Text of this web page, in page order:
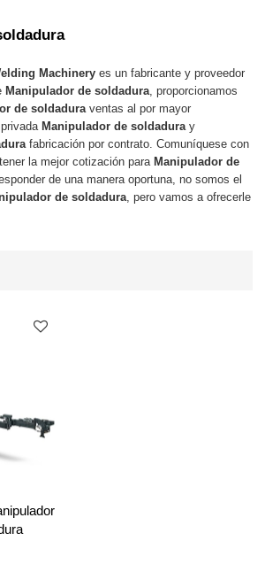
Machinery es un fabricante y proveedor
Manipulador de soldadura , proporcionamos
de soldadura ventas al por mayor
Manipulador de soldadura y
fabricación por contrato. Comuníquese con
la mejor cotización para Manipulador de
de una manera oportuna, no somos el
de soldadura , pero vamos a ofrecerle